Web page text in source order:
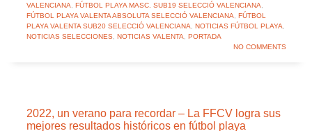
VALENCIANA, FÚTBOL PLAYA MASC. SUB19 SELECCIÓ VALENCIANA,
FÚTBOL PLAYA VALENTA ABSOLUTA SELECCIÓ VALENCIANA, FÚTBOL
PLAYA VALENTA SUB20 SELECCIÓ VALENCIANA, NOTICIAS FÚTBOL PLAYA,
NOTICIAS SELECCIONES, NOTICIAS VALENTA, PORTADA
NO COMMENTS
2022, un verano para recordar – La FFCV logra sus
mejores resultados históricos en fútbol playa